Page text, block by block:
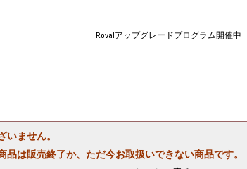
Rovalアップグレードプログラム開催中
いません。
品は販売終了か、ただ今お取扱いできない商品です。